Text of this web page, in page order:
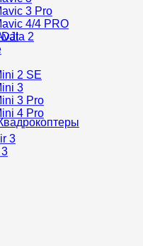
3 Pro
4/4 PRO
2
2 SE
3
3 Pro
4 Pro
3